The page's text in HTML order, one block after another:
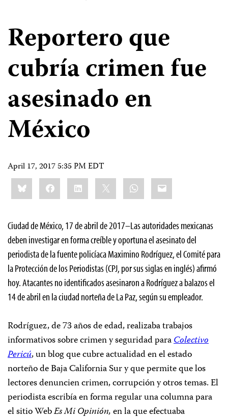
Reportero que
cubría crimen fue
asesinado en
México
April 17, 2017 5:35 PM EDT
Share
this:BlueskyFacebookLinkedIn WhatsApp
Email
Ciudad de México, 17 de abril de 2017–Las autoridades mexicanas
deben investigar en forma creíble y oportuna el asesinato del
periodista de la fuente policíaca Maximino Rodríguez, el Comité para
la Protección de los Periodistas (CPJ, por sus siglas en inglés) afirmó
hoy. Atacantes no identificados asesinaron a Rodríguez a balazos el
14 de abril en la ciudad norteña de La Paz, según su empleador.
Rodríguez, de 73 años de edad, realizaba trabajos
informativos sobre crimen y seguridad paraColectivo
Pericú, un blog que cubre actualidad en el estado
norteño de Baja California Sur y que permite que los
lectores denuncien crimen, corrupción y otros temas. El
periodista escribía en forma regular una columna para
el sitio WebEs Mi Opinión,en la que efectuaba